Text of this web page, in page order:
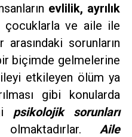
evlilik, ayrılık
çocuklarla ve aile ile
sorunların
biçimde gelmelerine
etkileyen ölüm ya
gibi konularda
psikolojik sorunları
olmaktadırlar. Aile